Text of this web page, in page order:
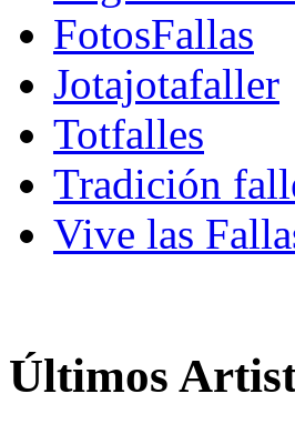
FotosFallas
Jotajotafaller
Totfalles
Tradición
Vive las
Últimos